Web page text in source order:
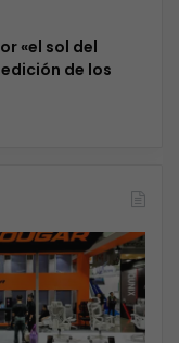
«el sol del
de los